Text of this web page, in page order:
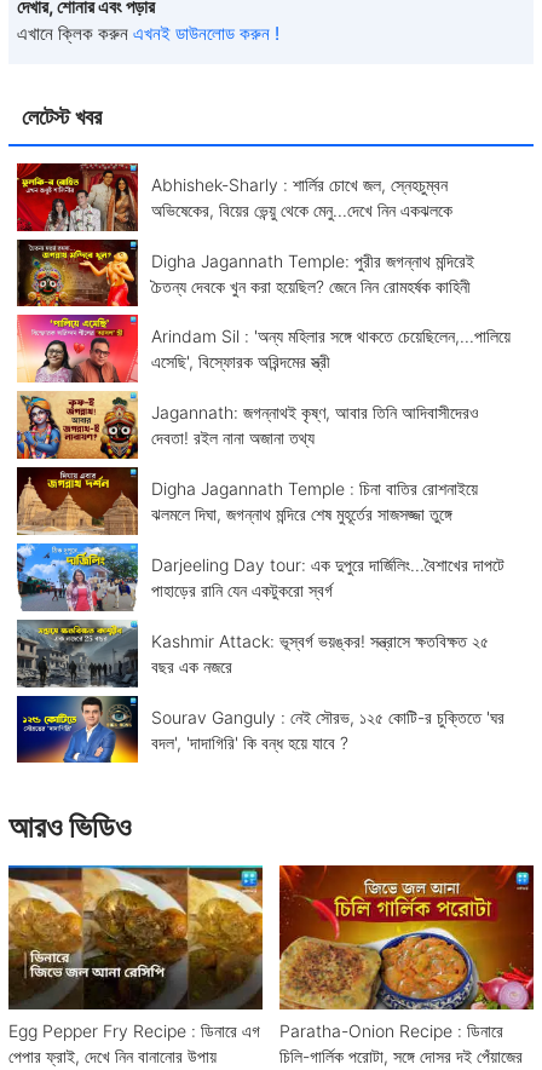
লেটেস্ট খবর
Abhishek-Sharly : শার্লির চোখে জল, স্নেহচুম্বন
অভিষেকের, বিয়ের ভেন্য়ু থেকে মেনু...দেখে নিন একঝলকে
Digha Jagannath Temple: পুরীর জগন্নাথ মন্দিরেই
চৈতন্য দেবকে খুন করা হয়েছিল? জেনে নিন রোমহর্ষক কাহিনী
Arindam Sil : 'অন্য মহিলার সঙ্গে থাকতে চেয়েছিলেন,...পালিয়ে
এসেছি', বিস্ফোরক অরিন্দমের স্ত্রী
Jagannath: জগন্নাথই কৃষ্ণ, আবার তিনি আদিবাসীদেরও
দেবতা! রইল নানা অজানা তথ্য
Digha Jagannath Temple : চিনা বাতির রোশনাইয়ে
ঝলমলে দিঘা, জগন্নাথ মন্দিরে শেষ মুহূর্তের সাজসজ্জা তুঙ্গে
Darjeeling Day tour: এক দুপুরে দার্জিলিং...বৈশাখের দাপটে
পাহাড়ের রানি যেন একটুকরো স্বর্গ
Kashmir Attack: ভূস্বর্গ ভয়ঙ্কর! সন্ত্রাসে ক্ষতবিক্ষত ২৫
বছর এক নজরে
Sourav Ganguly : নেই সৌরভ, ১২৫ কোটি-র চুক্তিতে 'ঘর
বদল', 'দাদাগিরি' কি বন্ধ হয়ে যাবে ?
দেখার, শোনার এবং পড়ার
এখানে ক্লিক করুন এখনই ডাউনলোড করুন !
আরও ভিডিও
Egg Pepper Fry Recipe : ডিনারে এগ
পেপার ফ্রাই, দেখে নিন বানানোর উপায়
Paratha-Onion Recipe : ডিনারে
চিলি-গার্লিক পরোটা, সঙ্গে দোসর দই পেঁয়াজের